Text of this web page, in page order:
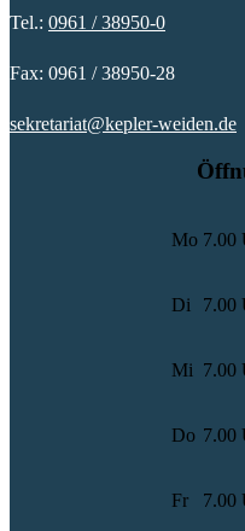
Tel.: 0961 / 38950-0
Fax: 0961 / 38950-28
sekretariat@kepler-weiden.de
Mo 7.00
Di 7.00
Mi 7.00
Do 7.00
Fr 7.00